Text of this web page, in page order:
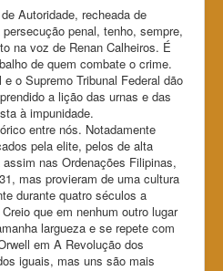
Autoridade, recheada de
penal, tenho, sempre,
na voz de Renan Calheiros. É
de quem combate o crime.
o Supremo Tribunal Federal dão
a lição das urnas e das
à impunidade.
entre nós. Notadamente
pela elite, pelos de alta
nas Ordenações Filipinas,
mas provieram de uma cultura
durante quatro séculos a
que em nenhum outro lugar
largueza e se repete com
em A Revolução dos
iguais, mas uns são mais